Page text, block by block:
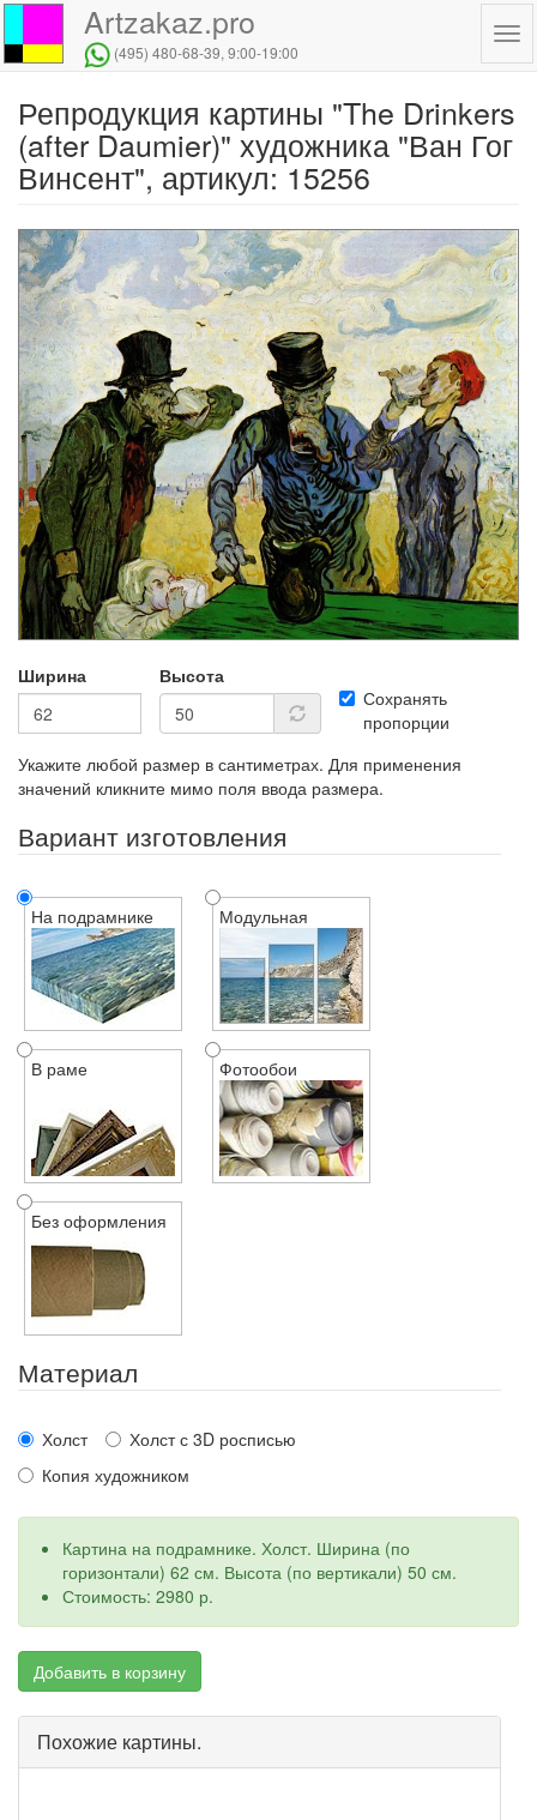
Перейти
основному
содержанию
Artzakaz.pro
(495) 480-68-39, 9:00-19:00
Репродукция картины "The Drinkers
(after Daumier)" художника "Ван Гог
Винсент", артикул: 15256
Ширина
Высота
Сохранять
пропорции
Укажите любой размер в сантиметрах. Для применения
значений кликните мимо поля ввода размера.
Вариант изготовления
На подрамнике Модульная
В раме Фотообои
Без оформления
Материал
Холст
Холст с 3D росписью
Копия художником
Картина на подрамнике. Холст. Ширина (по
горизонтали) 62 см. Высота (по вертикали) 50 см.
Стоимость: 2980 р.
Добавить в корзину
Похожие картины.